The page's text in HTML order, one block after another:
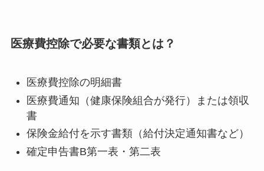
医療費控除で必要な書類とは？
医療費控除の明細書
医療費通知（健康保険組合が発行）または領収
書
保険金給付を示す書類（給付決定通知書など）
確定申告書B第一表・第二表